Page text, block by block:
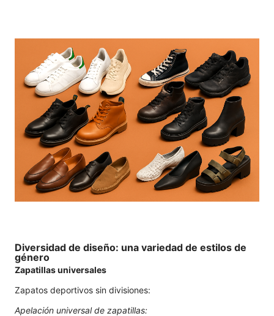
Diversidad de diseño: una variedad de estilos de
género
Zapatillas universales
Zapatos deportivos sin divisiones:
Apelación universal de zapatillas: